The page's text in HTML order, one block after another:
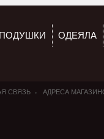
ПОДУШКИ ОДЕЯЛА
СВЯЗЬ АДРЕСА